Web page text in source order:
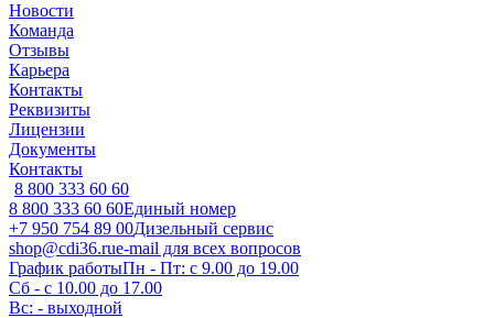
Новости
Команда
Отзывы
Карьера
Контакты
Реквизиты
Лицензии
Документы
Контакты
8 800 333 60 60
8 800 333 60 60Единый номер
+7 950 754 89 00Дизельный сервис
shop@cdi36.rue-mail для всех вопросов
График работыПн - Пт: с 9.00 до 19.00
Сб - с 10.00 до 17.00
Вс: - выходной